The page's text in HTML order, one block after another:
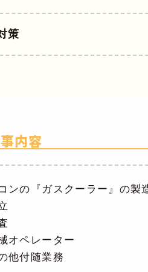
策
内容
ンの『ガスクーラー』の製
オペレーター
他付随業務